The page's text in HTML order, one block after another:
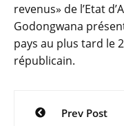
revenus» de l’Etat
Godongwana
pays au plus tard le
républicain.
Navigation
Prev Post